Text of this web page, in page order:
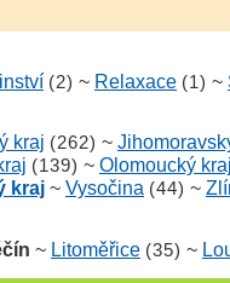
(2) ~ Relaxace (1) ~
kraj (262) ~
(139) ~ Olomoucký kraj
kraj ~ Vysočina (44) ~
~ Litoměřice (35) ~